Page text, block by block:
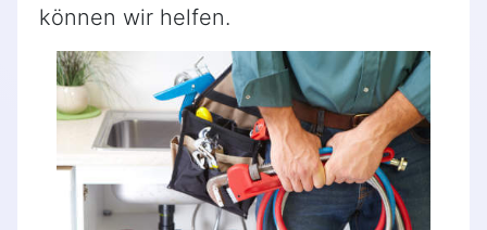
können wir helfen.